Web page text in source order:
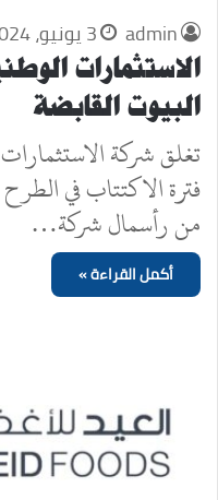
admin 3 يونيو، 2024
الاستثمارات
البيوت القابضة
من رأسمال شركة…
أكمل القراءة »